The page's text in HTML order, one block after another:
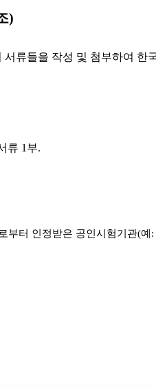
)
류들을 작성 및 첨부하여
류 1부.
터 인정받은 공인시험기관(